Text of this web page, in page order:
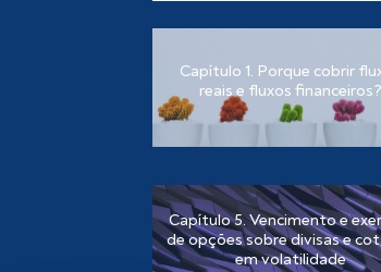
Capítulo 1. Porque cobrir
reais e fluxos financeiros?
Capítulo 5. Vencimento e
de opções sobre divisas e
em volatilidade